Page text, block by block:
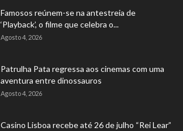
Famosos reúnem-se na antestreia de
‘Playback’, o filme que celebra o...
Agosto 4, 2026
Patrulha Pata regressa aos cinemas com uma
aventura entre dinossauros
Agosto 4, 2026
Casino Lisboa recebe até 26 de julho “Rei Lear”